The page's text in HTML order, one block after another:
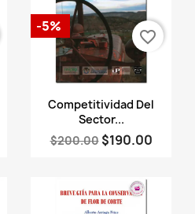
Vista rápida
Competitividad Del
Sector...
$200.00 $190.00
-5%
favorite_border